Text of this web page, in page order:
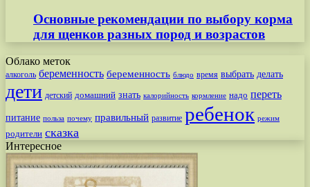
Основные рекомендации по выбору корма
для щенков разных пород и возрастов
Облако меток
алкоголь беременность беременность блюдо время выбрать делать
дети детский домашний знать калорийность кормление надо переть
питание польза почему правильный развитие ребенок режим
родители сказка
Интересное